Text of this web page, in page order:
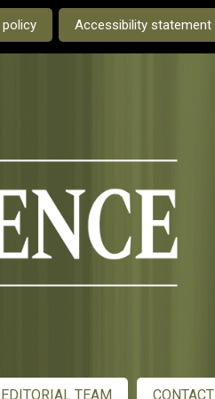
current language is:Accessibility statement
EDITORIAL TEAM CONTACT